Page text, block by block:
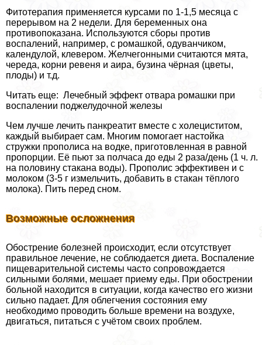
Фитотерапия применяется курсами по 1-1,5 месяца с
перерывом на 2 недели. Для беременных она
противопоказана. Используются сборы против
воспалений, например, с ромашкой, одуванчиком,
календулой, клевером. Желчегонными считаются мята,
череда, корни ревеня и аира, бузина чёрная (цветы,
плоды) и т.д.
Читать еще: Лечебный эффект отвара ромашки при
воспалении поджелудочной железы
Чем лучше лечить панкреатит вместе с холециститом,
каждый выбирает сам. Многим помогает настойка
стружки прополиса на водке, приготовленная в равной
пропорции. Её пьют за полчаса до еды 2 раза/день (1 ч. л.
на половину стакана воды). Прополис эффективен и с
молоком (3-5 г измельчить, добавить в стакан тёплого
молока). Пить перед сном.
Возможные осложнения
Обострение болезней происходит, если отсутствует
правильное лечение, не соблюдается диета. Воспаление
пищеварительной системы часто сопровождается
сильными болями, мешает приему еды. При обострении
больной находится в ситуации, когда качество его жизни
сильно падает. Для облегчения состояния ему
необходимо проводить больше времени на воздухе,
двигаться, питаться с учётом своих проблем.